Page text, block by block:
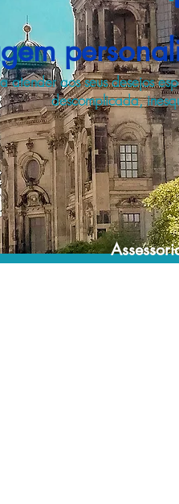
atender aos seus desejos
descomplicada,